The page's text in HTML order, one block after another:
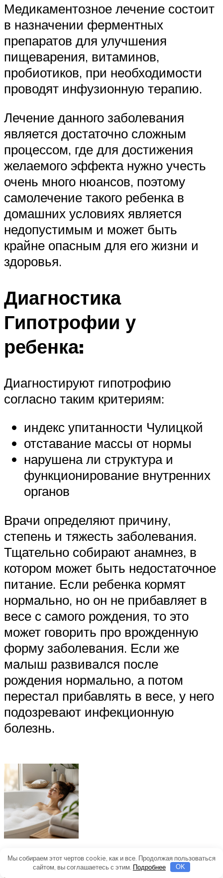
Медикаментозное лечение состоит
в назначении ферментных
препаратов для улучшения
пищеварения, витаминов,
пробиотиков, при необходимости
проводят инфузионную терапию.
Лечение данного заболевания
является достаточно сложным
процессом, где для достижения
желаемого эффекта нужно учесть
очень много нюансов, поэтому
самолечение такого ребенка в
домашних условиях является
недопустимым и может быть
крайне опасным для его жизни и
здоровья.
Диагностика
Гипотрофии у
ребенка:
Диагностируют гипотрофию
согласно таким критериям:
индекс упитанности Чулицкой
отставание массы от нормы
нарушена ли структура и
функционирование внутренних
органов
Врачи определяют причину,
степень и тяжесть заболевания.
Тщательно собирают анамнез, в
котором может быть недостаточное
питание. Если ребенка кормят
нормально, но он не прибавляет в
весе с самого рождения, то это
может говорить про врожденную
форму заболевания. Если же
малыш развивался после
рождения нормально, а потом
перестал прибавлять в весе, у него
подозревают инфекционную
болезнь.
Мы собираем этот чертов cookie, как и все. Продолжая пользоваться
сайтом, вы соглашаетесь с этим. Подробнее OK